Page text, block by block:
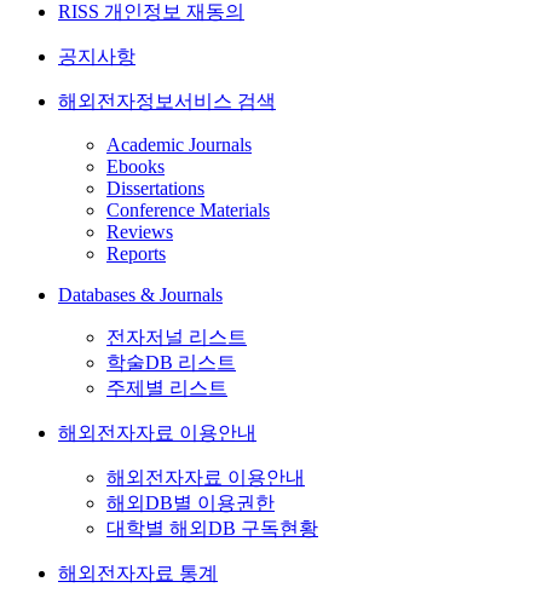
RISS 개인정보 재동의
공지사항
해외전자정보서비스 검색
Academic Journals
Ebooks
Dissertations
Conference Materials
Reviews
Reports
Databases & Journals
전자저널 리스트
학술DB 리스트
주제별 리스트
해외전자자료 이용안내
해외전자자료 이용안내
해외DB별 이용권한
대학별 해외DB 구독현황
해외전자자료 통계